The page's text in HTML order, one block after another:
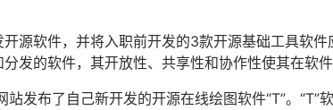
源软件，并将入职前开发的3款开源基础工具软
发的软件，其开放性、共享性和协作性使其在软
发布了自己新开发的开源在线绘图软件“T”。